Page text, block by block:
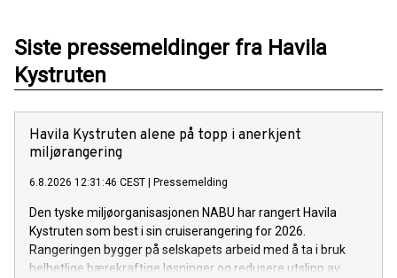
Siste pressemeldinger fra Havila
Kystruten
Havila Kystruten alene på topp i anerkjent
miljørangering
6.8.2026 12:31:46 CEST Pressemelding
Den tyske miljøorganisasjonen NABU har rangert Havila
Kystruten som best i sin cruiserangering for 2026.
Rangeringen bygger på selskapets arbeid med å ta i bruk
helhetlige bærekraftige løsninger og redusere utslipp av